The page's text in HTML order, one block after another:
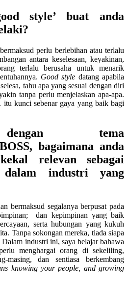
style’ buat anda
perlu berlebihan atau terlalu
antara keselesaan, keyakinan,
terlalu berusaha untuk menarik
Good style datang apabila
tahu apa yang sesuai dengan diri
tanpa perlu menjelaskan apa-apa.
. itu kunci sebenar gaya yang baik bagi
tema
bagaimana anda
relevan sebagai
dalam industri yang
bermaksud segalanya berpusat pada
dan kepimpinan yang baik
serta hubungan yang kukuh
Tanpa sokongan mereka, tiada siapa
Dalam industri ini, saya belajar bahawa
menghargai orang di sekeliling,
masing, dan sentiasa berkembang
knowing your people, and growing